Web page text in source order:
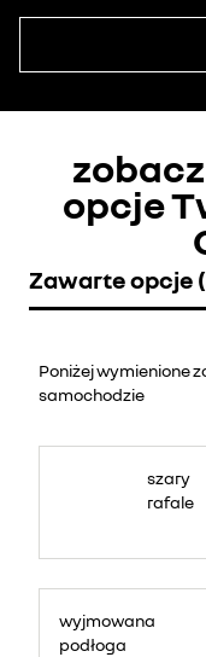
opcje
Zawarte opcje
Poniżej wymienione
samochodzie
szary
rafale
wyjmowana
podłoga